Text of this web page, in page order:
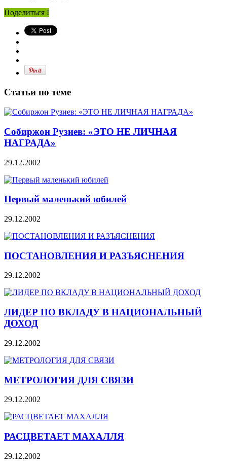
Поделиться !
Статьи по теме
Собиржон Рузиев: «ЭТО НЕ ЛИЧНАЯ
НАГРАДА»
29.12.2002
Первый маленький юбилей
29.12.2002
ПОСТАНОВЛЕНИЯ И РАЗЪЯСНЕНИЯ
29.12.2002
ЛИДЕР ПО ВКЛАДУ В НАЦИОНАЛЬНЫЙ
ДОХОД
29.12.2002
МЕТРОЛОГИЯ ДЛЯ СВЯЗИ
29.12.2002
РАСЦВЕТАЕТ МАХАЛЛЯ
29.12.2002